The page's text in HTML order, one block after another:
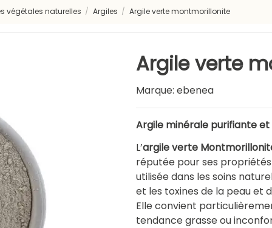
végétales naturelles Argiles Argile verte montmorillonite
Argile verte
Marque: ebenea
Argile minérale purifiante
L’argile verte
réputée pour ses
utilisée dans les soins
et les toxines de la peau et
Elle convient
tendance grasse ou